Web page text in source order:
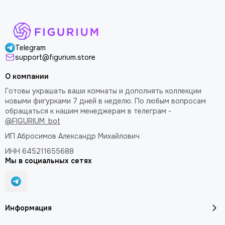
Telegram
support@figurium.store
Информация
О компании
Готовы украшать ваши комнаты и дополнять коллекции
новыми фигурками 7 дней в неделю. По любым вопросам
обращаться к нашим менеджерам в телеграм -
@FIGURIUM_bot
ИП Абросимов Александр Михайлович
ИНН 645211655688
Мы в социальных сетях